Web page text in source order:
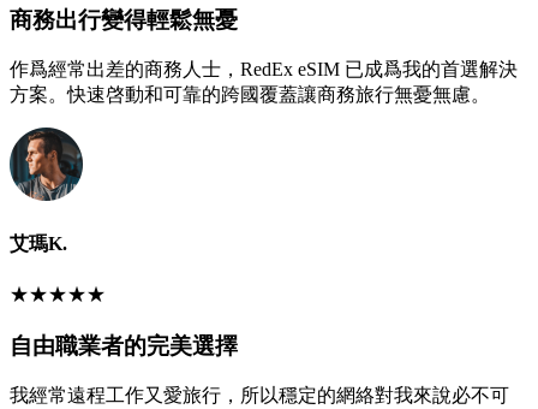
商務出行變得輕鬆無憂
作爲經常出差的商務人士，RedEx eSIM 已成爲我的首選解決
方案。快速啓動和可靠的跨國覆蓋讓商務旅行無憂無慮。
艾瑪K.
★★★★★
自由職業者的完美選擇
我經常遠程工作又愛旅行，所以穩定的網絡對我來說必不可